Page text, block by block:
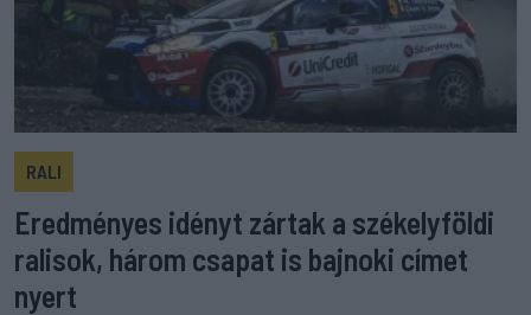
RALI
Eredményes idényt zártak a székelyföldi
ralisok, három csapat is bajnoki címet
nyert